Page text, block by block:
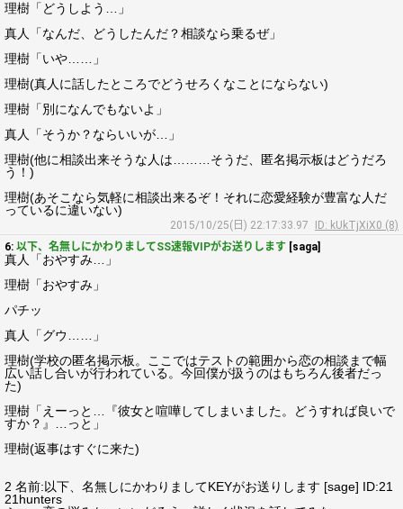
理樹「どうしよう…」
真人「なんだ、どうしたんだ？相談なら乗るぜ」
理樹「いや……」
理樹(真人に話したところでどうせろくなことにならない)
理樹「別になんでもないよ」
真人「そうか？ならいいが…」
理樹(他に相談出来そうな人は………そうだ、匿名掲示板はどうだろ
う！)
理樹(あそこなら気軽に相談出来るぞ！それに恋愛経験が豊富な人だ
っているに違いない)
2015/10/25(日) 22:17:33.97
ID: kUkTjXiX0 (8)
6: 以下、名無しにかわりましてSS速報VIPがお送りします [saga]
真人「おやすみ…」
理樹「おやすみ」
パチッ
真人「グウ……」
理樹(学校の匿名掲示板。ここではテストの範囲から恋の相談まで幅
広い話し合いが行われている。今回僕が扱うのはもちろん後者だっ
た)
理樹「えーっと…『彼女と喧嘩してしまいました。どうすれば良いで
すか？』…っと」
理樹(返事はすぐに来た)
2 名前:以下、名無しにかわりましてKEYがお送りします [sage] ID:21
21hunters